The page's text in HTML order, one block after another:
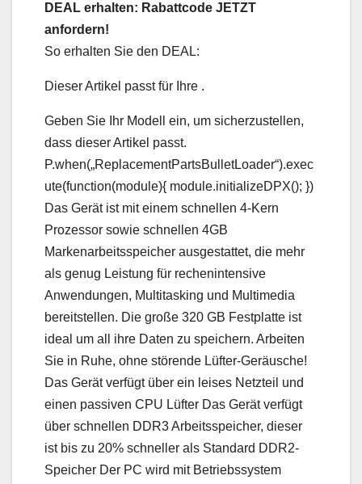
DEAL erhalten: Rabattcode JETZT
anfordern!
So erhalten Sie den DEAL:
Dieser Artikel passt für Ihre .
Geben Sie Ihr Modell ein, um sicherzustellen,
dass dieser Artikel passt.
P.when(„ReplacementPartsBulletLoader“).exec
ute(function(module){ module.initializeDPX(); })
Das Gerät ist mit einem schnellen 4-Kern
Prozessor sowie schnellen 4GB
Markenarbeitsspeicher ausgestattet, die mehr
als genug Leistung für rechenintensive
Anwendungen, Multitasking und Multimedia
bereitstellen. Die große 320 GB Festplatte ist
ideal um all ihre Daten zu speichern. Arbeiten
Sie in Ruhe, ohne störende Lüfter-Geräusche!
Das Gerät verfügt über ein leises Netzteil und
einen passiven CPU Lüfter Das Gerät verfügt
über schnellen DDR3 Arbeitsspeicher, dieser
ist bis zu 20% schneller als Standard DDR2-
Speicher Der PC wird mit Betriebssystem